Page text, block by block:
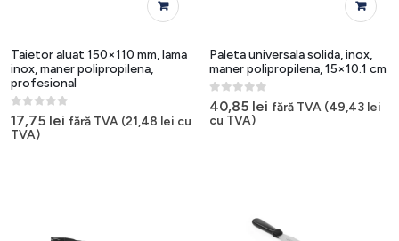
Taietor aluat 150×110 mm, lama
inox, maner polipropilena,
profesional
0out of 5
17,75 lei fără TVA (21,48 lei cu
TVA)
Paleta universala solida, inox,
maner polipropilena, 15×10.1 cm
0out of 5
40,85 lei fără TVA (49,43 lei
cu TVA)